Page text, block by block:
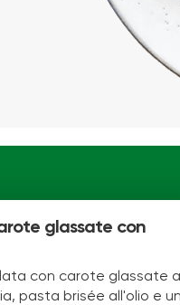
glassate con
con carote glassate al
pasta brisée all'olio e